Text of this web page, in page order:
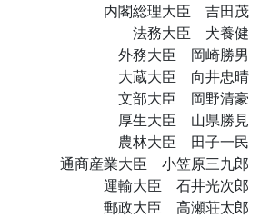
内閣総理大臣 吉田茂
法務大臣 犬養健
外務大臣 岡崎勝男
大蔵大臣 向井忠晴
文部大臣 岡野清豪
厚生大臣 山県勝見
農林大臣 田子一民
通商産業大臣 小笠原三九郎
運輸大臣 石井光次郎
郵政大臣 高瀬荘太郎